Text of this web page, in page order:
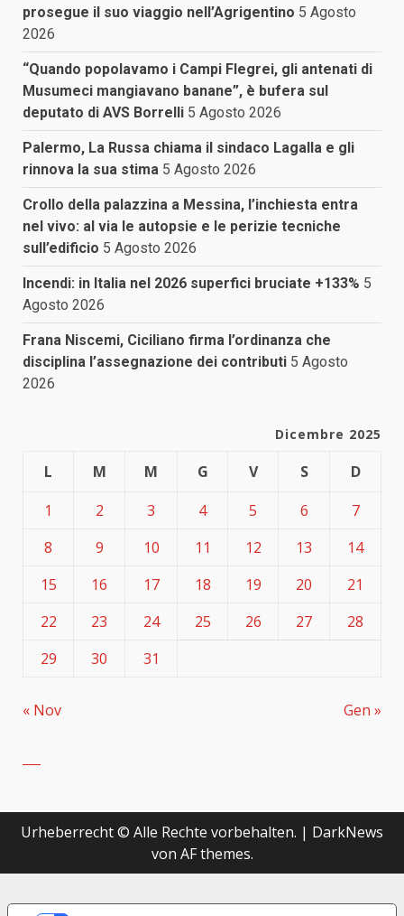
prosegue il suo viaggio nell’Agrigentino 5 Agosto
2026
“Quando popolavamo i Campi Flegrei, gli antenati di
Musumeci mangiavano banane”, è bufera sul
deputato di AVS Borrelli 5 Agosto 2026
Palermo, La Russa chiama il sindaco Lagalla e gli
rinnova la sua stima 5 Agosto 2026
Crollo della palazzina a Messina, l’inchiesta entra
nel vivo: al via le autopsie e le perizie tecniche
sull’edificio 5 Agosto 2026
Incendi: in Italia nel 2026 superfici bruciate +133% 5
Agosto 2026
Frana Niscemi, Ciciliano firma l’ordinanza che
disciplina l’assegnazione dei contributi 5 Agosto
2026
Dicembre 2025
L M M G V S
D
1
2 3 4 5 6
7
8
9 10 11 12 13
14
15
16 17 18 19 20
21
22
23 24 25 26 27
28
29
30 31
« Nov Gen »
Urheberrecht © Alle Rechte vorbehalten. | DarkNews
von AF themes.